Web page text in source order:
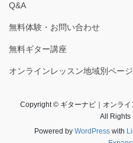
Q&A
無料体験・お問い合わせ
無料ギター講座
オンラインレッスン地域別ページ
Copyright © ギターナビ｜オンラ
All Rights
Powered by WordPresswith